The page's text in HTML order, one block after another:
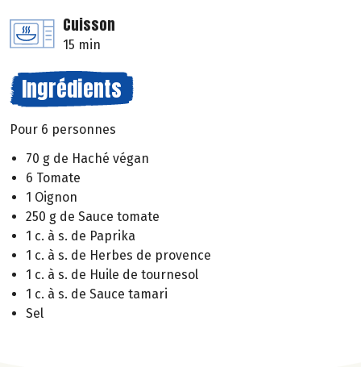
Cuisson
15 min
Ingrédients
Pour 6 personnes
70 g de Haché végan
6 Tomate
1 Oignon
250 g de Sauce tomate
1 c. à s. de Paprika
1 c. à s. de Herbes de provence
1 c. à s. de Huile de tournesol
1 c. à s. de Sauce tamari
Sel